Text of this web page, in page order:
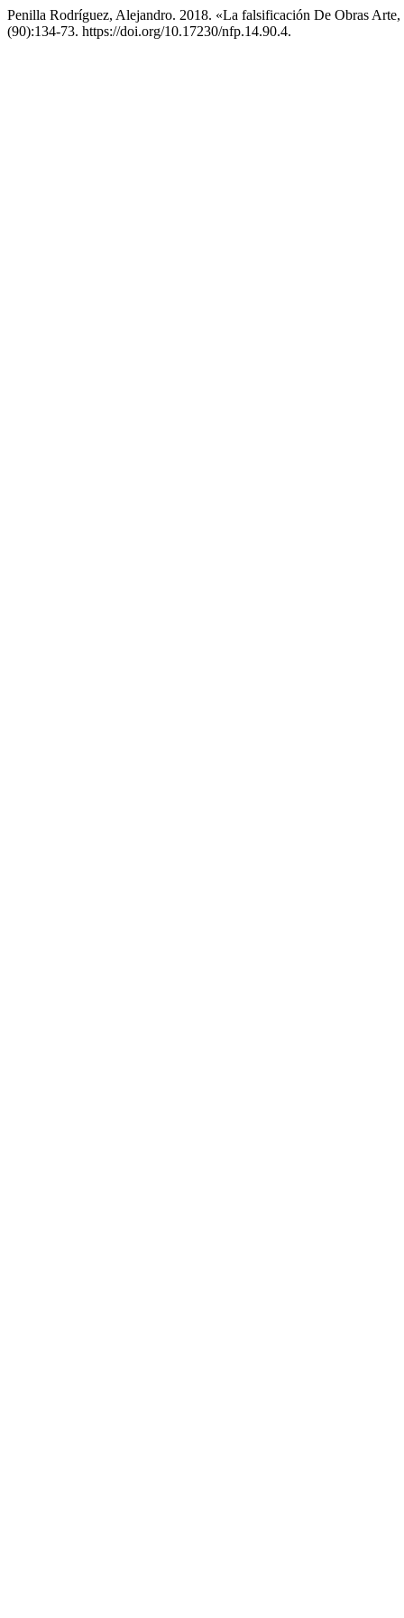
Penilla Rodríguez, Alejandro. 2018. «La falsificación De Obras
(90):134-73. https://doi.org/10.17230/nfp.14.90.4.